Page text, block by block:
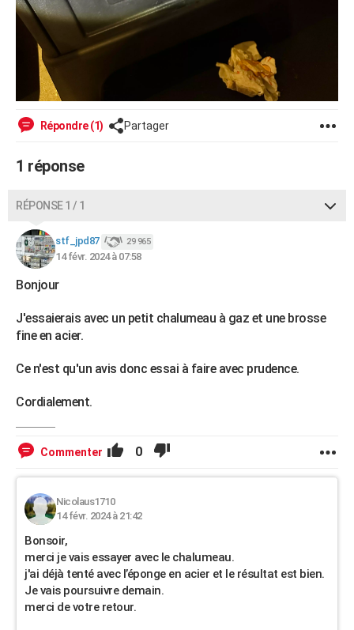
Répondre (1) Partager
1 réponse
RÉPONSE 1 / 1
stf_jpd87 29 965
14 févr. 2024 à 07:58
Bonjour
J'essaierais avec un petit chalumeau à gaz et une brosse
fine en acier.
Ce n'est qu'un avis donc essai à faire avec prudence.
Cordialement.
Commenter 0
Nicolaus1710
14 févr. 2024 à 21:42
Bonsoir,
merci je vais essayer avec le chalumeau.
j'ai déjà tenté avec l’éponge en acier et le résultat est bien.
Je vais poursuivre demain.
merci de votre retour.